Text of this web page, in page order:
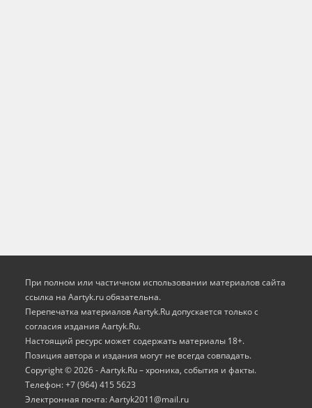
При полном или частичном использовании материалов сайта
ссылка на Aartyk.ru oбязательна.
Перепечатка материалов Aartyk.Ru допускается только с
согласия издания Aartyk.Ru.
Настоящий ресурс может содержать материалы 18+.
Позиция автора и издания могут не всегда совпадать.
Copyright © 2026 - Aartyk.Ru – хроника, события и факты.
Телефон: +7 (964) 415 5623
Электронная почта: Aartyk2011@mail.ru